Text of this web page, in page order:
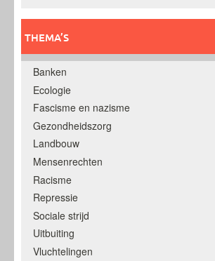
THEMA’S
Banken
Ecologie
Fascisme en nazisme
Gezondheidszorg
Landbouw
Mensenrechten
Racisme
Repressie
Sociale strijd
Uitbuiting
Vluchtelingen